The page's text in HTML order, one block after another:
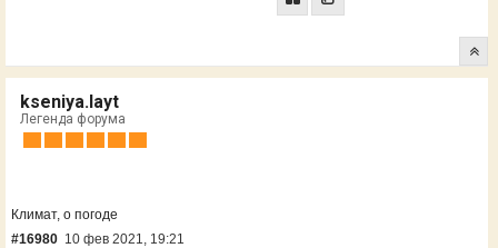
kseniya.layt
Легенда форума
Климат, о погоде
#16980 10 фев 2021, 19:21